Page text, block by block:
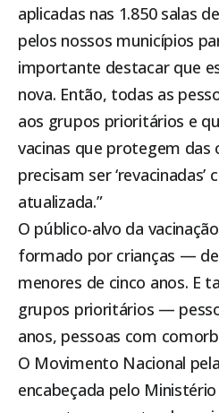
aplicadas nas 1.850 salas
pelos nossos municípios
importante destacar que
nova. Então, todas as
aos grupos prioritários e
vacinas que protegem das
precisam ser ‘revacinadas’
atualizada.”
O público-alvo da
formado por crianças —
menores de cinco anos. E
grupos prioritários —
anos, pessoas com
O Movimento Nacional
encabeçada pelo